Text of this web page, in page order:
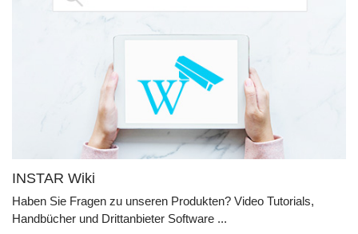
INSTAR Wiki
Haben Sie Fragen zu unseren Produkten? Video Tutorials,
Handbücher und Drittanbieter Software ...